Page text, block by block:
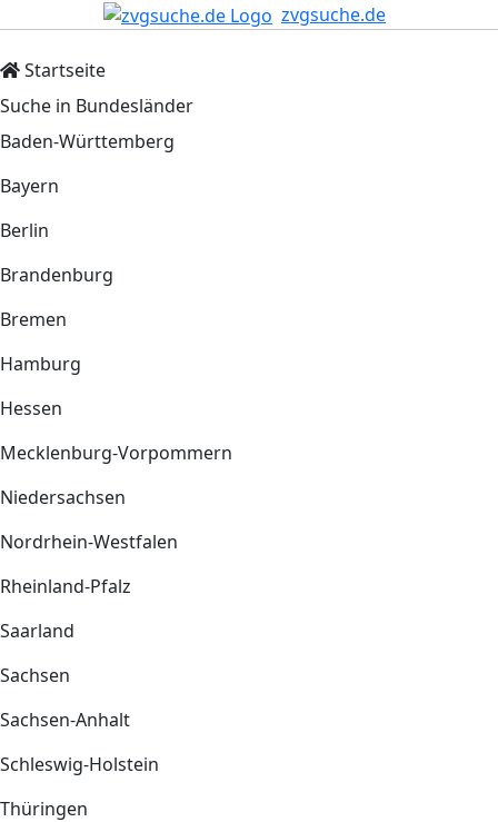
zvgsuche.de
Startseite
Suche in Bundesländer
Baden-Württemberg
Bayern
Berlin
Brandenburg
Bremen
Hamburg
Hessen
Mecklenburg-Vorpommern
Niedersachsen
Nordrhein-Westfalen
Rheinland-Pfalz
Saarland
Sachsen
Sachsen-Anhalt
Schleswig-Holstein
Thüringen